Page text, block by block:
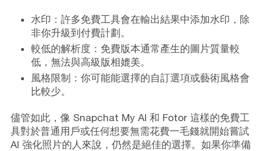
水印：許多免費工具會在輸出結果中添加水印，除
非你升級到付費計劃。
較低的解析度：免費版本通常產生的圖片質量較
低，無法與高級版相媲美。
風格限制：你可能能選擇的自訂選項或藝術風格會
比較少。
儘管如此，像 Snapchat My AI 和 Fotor 這樣的免費工
具對於普通用戶或任何想要無需花費一毛錢就開始嘗試
AI 強化照片的人來說，仍然是絕佳的選擇。如果你準備